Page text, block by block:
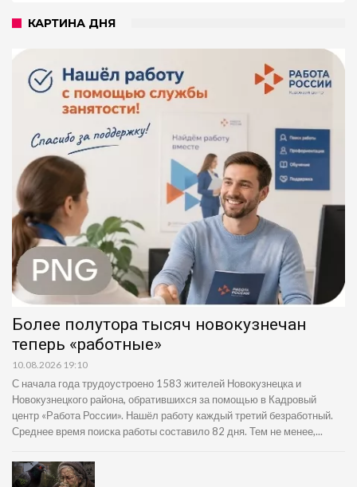
КАРТИНА ДНЯ
Более полутора тысяч новокузнечан
теперь «работные»
10.08.2026 19:10
С начала года трудоустроено 1583 жителей Новокузнецка и
Новокузнецкого района, обратившихся за помощью в Кадровый
центр «Работа России». Нашёл работу каждый третий безработный.
Среднее время поиска работы составило 82 дня. Тем не менее,...